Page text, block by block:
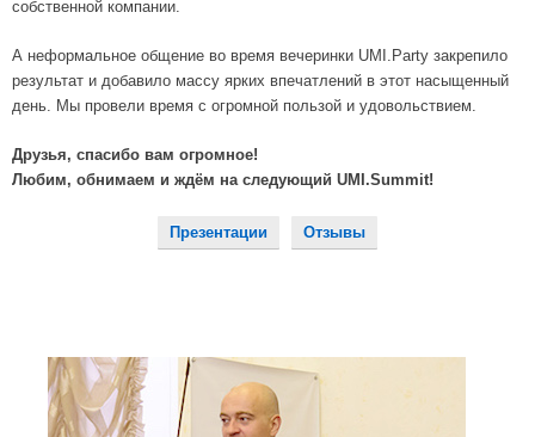
собственной компании.
А неформальное общение во время вечеринки UMI.Party закрепило
результат и добавило массу ярких впечатлений в этот насыщенный
день. Мы провели время с огромной пользой и удовольствием.
Друзья, спасибо вам огромное!
Любим, обнимаем и ждём на следующий UMI.Summit!
Презентации Отзывы